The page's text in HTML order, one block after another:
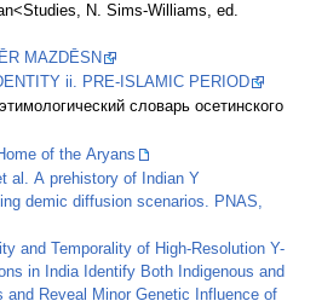
N. Sims-Williams, ed.
MAZDĒSN
ii. PRE-ISLAMIC PERIOD
словарь осетинского
of the Aryans
al. A prehistory of Indian Y
demic diffusion scenarios. PNAS,
and Temporality of High-Resolution Y-
in India Identify Both Indigenous and
and Reveal Minor Genetic Influence of